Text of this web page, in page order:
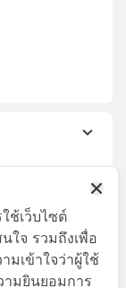
ช้เว็บไซต์
ใจ รวมถึงเพื่อ
มเข้าใจว่าผู้ใช้
มยินยอมการ